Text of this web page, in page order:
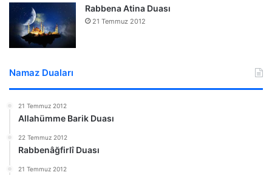
Rabbena Atina Duası
21 Temmuz 2012
Namaz Duaları
21 Temmuz 2012
Allahümme Barik Duası
22 Temmuz 2012
Rabbenâğfirlî Duası
21 Temmuz 2012